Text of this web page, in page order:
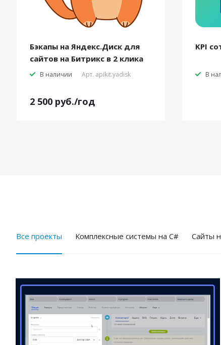
Бэкапы на Яндекс.Диск для
сайтов на Битрикс в 2 клика
В наличии Арт. apikit.yadisk
2 500 руб./год
KPI
В
Все проекты Комплексные системы на C# Cайты